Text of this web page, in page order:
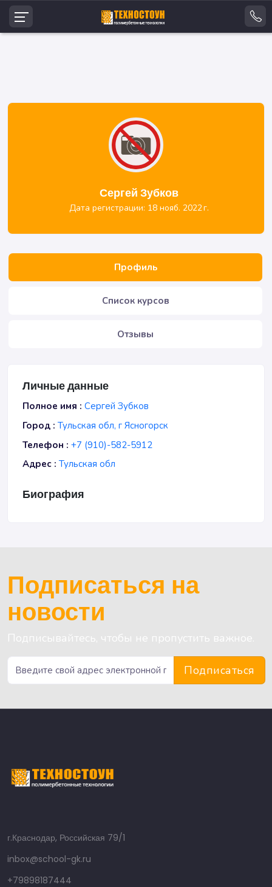
Сергей Зубков
Дата регистрации: 18 нояб. 2022 г.
Профиль
Список курсов
Отзывы
Личные данные
Полное имя : Сергей Зубков
Город : Тульская обл, г Ясногорск
Телефон : +7 (910)-582-5912
Адрес : Тульская обл
Биография
Подписаться на
новости
Подписывайтесь, чтобы не пропустить важное.
Подписаться
г.Краснодар, Российская 79/1
inbox@school-gk.ru
+79898187444